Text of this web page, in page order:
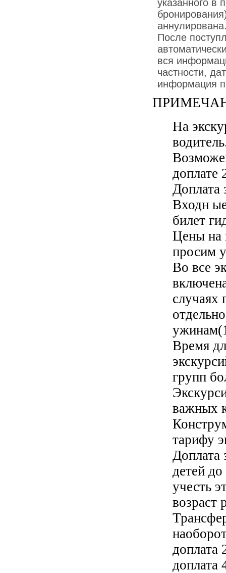
указанного в
После
вся
частности,
информация
На
доплате
Доплата
Входн
билет
Цены на
просим
Во все
случаях
Время
групп
важных
тарифу
Доплата
детей
учесть
возраст
доплата
доплата